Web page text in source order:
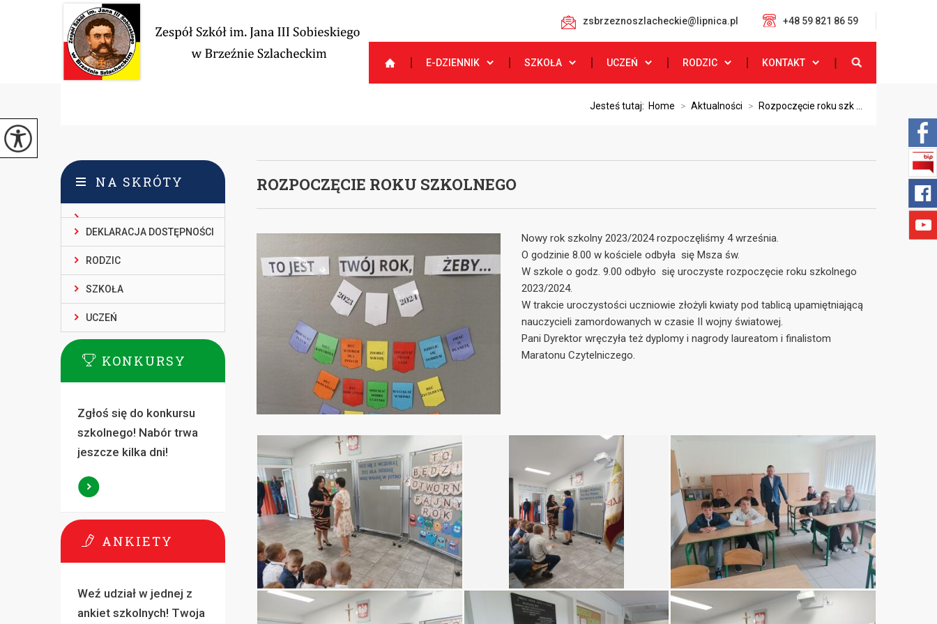
zsbrzeznoszlacheckie@lipnica.pl +48 59 821 86 59
E-DZIENNIK SZKOŁA UCZEŃ RODZIC KONTAKT
Jesteś tutaj: Home > Aktualności > Rozpoczęcie roku szk ...
ROZPOCZĘCIE ROKU SZKOLNEGO
Nowy rok szkolny 2023/2024 rozpoczęliśmy 4 września.
O godzinie 8.00 w kościele odbyła się Msza św.
W szkole o godz. 9.00 odbyło się uroczyste rozpoczęcie roku szkolnego
2023/2024.
W trakcie uroczystości uczniowie złożyli kwiaty pod tablicą upamiętniającą
nauczycieli zamordowanych w czasie II wojny światowej.
Pani Dyrektor wręczyła też dyplomy i nagrody laureatom i finalistom
Maratonu Czytelniczego.
NA SKRÓTY
DEKLARACJA DOSTĘPNOŚCI
RODZIC
SZKOŁA
UCZEŃ
KONKURSY
Zgłoś się do konkursu
szkolnego! Nabór trwa
jeszcze kilka dni!
ANKIETY
Weź udział w jednej z
ankiet szkolnych! Twoja